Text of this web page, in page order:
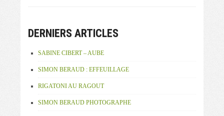
DERNIERS ARTICLES
SABINE CIBERT – AUBE
SIMON BERAUD : EFFEUILLAGE
RIGATONI AU RAGOUT
SIMON BERAUD PHOTOGRAPHE